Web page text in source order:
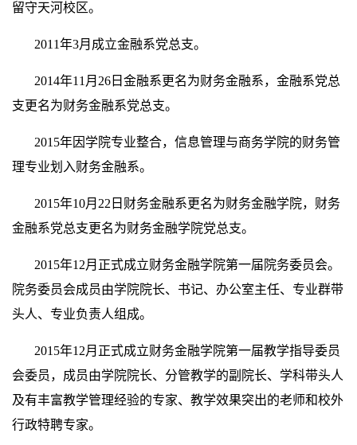
留守天河校区。
2011年3月成立金融系党总支。
2014年11月26日金融系更名为财务金融系，金融系党总
支更名为财务金融系党总支。
2015年因学院专业整合，信息管理与商务学院的财务管
理专业划入财务金融系。
2015年10月22日财务金融系更名为财务金融学院，财务
金融系党总支更名为财务金融学院党总支。
2015年12月正式成立财务金融学院第一届院务委员会。
院务委员会成员由学院院长、书记、办公室主任、专业群带
头人、专业负责人组成。
2015年12月正式成立财务金融学院第一届教学指导委员
会委员，成员由学院院长、分管教学的副院长、学科带头人
及有丰富教学管理经验的专家、教学效果突出的老师和校外
行政特聘专家。